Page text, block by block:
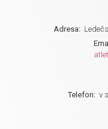
Adresa:
Telefon: v